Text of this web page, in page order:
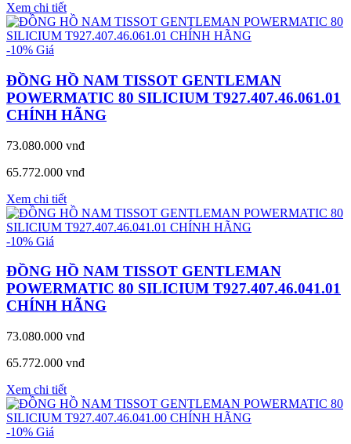
Xem chi tiết
-10% Giá
ĐỒNG HỒ NAM TISSOT GENTLEMAN
POWERMATIC 80 SILICIUM T927.407.46.061.01
CHÍNH HÃNG
73.080.000 vnđ
65.772.000 vnđ
Xem chi tiết
-10% Giá
ĐỒNG HỒ NAM TISSOT GENTLEMAN
POWERMATIC 80 SILICIUM T927.407.46.041.01
CHÍNH HÃNG
73.080.000 vnđ
65.772.000 vnđ
Xem chi tiết
-10% Giá